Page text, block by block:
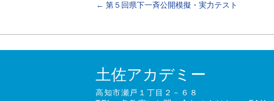
← 第５回県下一斉公開模擬・実力テスト
土佐アカデミー
高知市瀬戸１丁目２－６８